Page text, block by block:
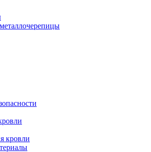
кровли